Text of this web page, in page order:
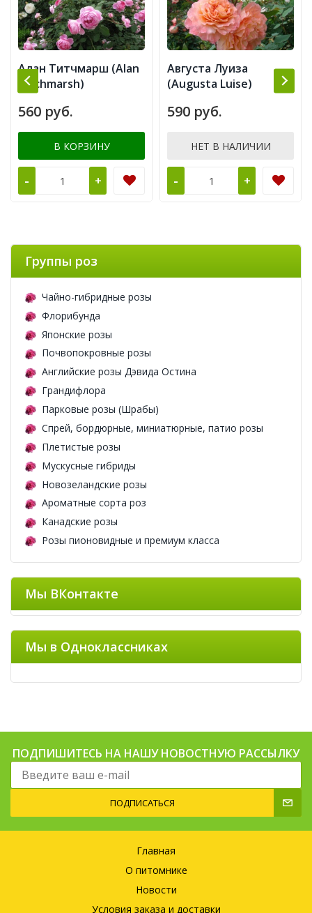
Алан Титчмарш (Alan
Titchmarsh)
560 руб.
В КОРЗИНУ
- +
Августа Луиза
(Augusta Luise)
590 руб.
НЕТ В НАЛИЧИИ
- +
Группы роз
Чайно-гибридные розы
Флорибунда
Японские розы
Почвопокровные розы
Английские розы Дэвида Остина
Грандифлора
Парковые розы (Шрабы)
Спрей, бордюрные, миниатюрные, патио розы
Плетистые розы
Мускусные гибриды
Новозеландские розы
Ароматные сорта роз
Канадские розы
Розы пионовидные и премиум класса
Мы ВКонтакте
Мы в Одноклассниках
ПОДПИШИТЕСЬ НА НАШУ НОВОСТНУЮ РАССЫЛКУ
ПОДПИСАТЬСЯ
Главная
О питомнике
Новости
Условия заказа и доставки